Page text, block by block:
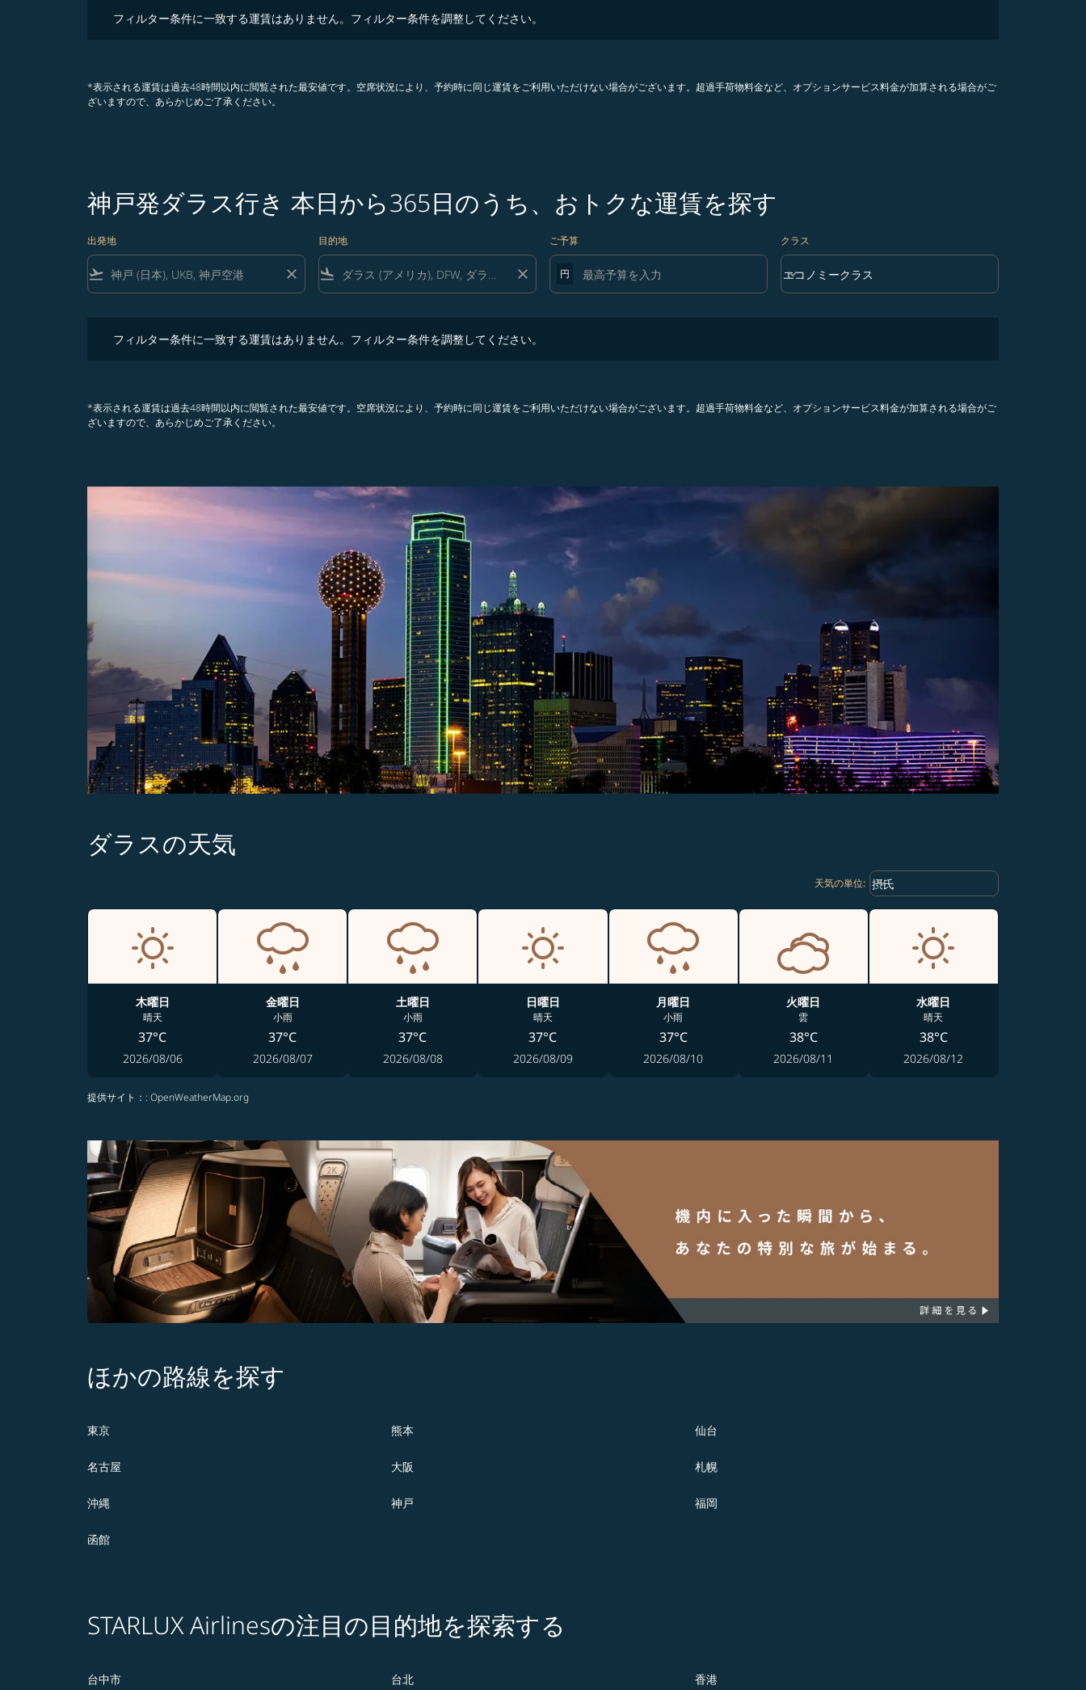
フィルター条件に一致する運賃はありません。フィルター条件を調整してください。
*表示される運賃は過去48時間以内に閲覧された最安値です。空席状況により、予約時に同じ運賃をご利用いただけない場合がございます。超過手荷物料金など、オプションサービス料金が加算される場合がご
ざいますので、あらかじめご了承ください。
神戸発ダラス行き 本日から365日のうち、おトクな運賃を探す
出発地
flight_takeoff close
目的地
flight_land close
ご予算
円
クラス
クラス option エコノミークラス Selected
エコノミークラス
keyboard_arrow_down
フィルター条件に一致する運賃はありません。フィルター条件を調整してください。
*表示される運賃は過去48時間以内に閲覧された最安値です。空席状況により、予約時に同じ運賃をご利用いただけない場合がございます。超過手荷物料金など、オプションサービス料金が加算される場合がご
ざいますので、あらかじめご了承ください。
ダラスの天気
天気の単位: Weather unit option 摂氏 Selected
摂氏
keyboard_arrow_down
木曜日
晴天
37°C
2026/08/06
金曜日
小雨
37°C
2026/08/07
土曜日
小雨
37°C
2026/08/08
日曜日
晴天
37°C
2026/08/09
月曜日
小雨
37°C
2026/08/10
火曜日
雲
38°C
2026/08/11
水曜日
晴天
38°C
2026/08/12
提供サイト： : OpenWeatherMap.org
ほかの路線を探す
東京 熊本 仙台
名古屋 大阪 札幌
沖縄 神戸 福岡
函館
STARLUX Airlinesの注目の目的地を探索する
台中市 台北 香港